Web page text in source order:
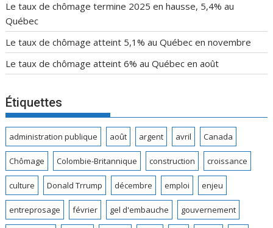
Le taux de chômage termine 2025 en hausse, 5,4% au
Québec
Le taux de chômage atteint 5,1% au Québec en novembre
Le taux de chômage atteint 6% au Québec en août
Étiquettes
administration publique août argent avril Canada
Chômage Colombie-Britannique construction croissance
culture Donald Trrump décembre emploi enjeu
entreprosage février gel d'embauche gouvernement